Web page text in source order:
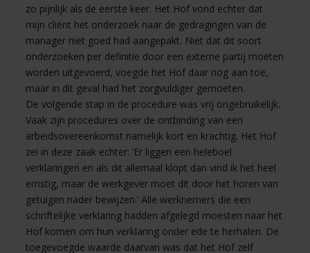
zo pijnlijk als de eerste keer. Het Hof vond echter dat
mijn cliënt het onderzoek naar de gedragingen van de
manager niet goed had aangepakt. Niet dat dit soort
onderzoeken per definitie door een externe partij moeten
worden uitgevoerd, voegde het Hof daar nog aan toe,
maar in dit geval had het zorgvuldiger gemoeten.
De volgende stap in de procedure was vrij ongebruikelijk.
Vaak zijn procedures over de ontbinding van een
arbeidsovereenkomst namelijk kort en krachtig. Het Hof
zei in deze zaak echter: ‘Er liggen een heleboel
verklaringen en als dit allemaal klopt dan vind ik het heel
ernstig, maar de werkgever moet dit door het horen van
getuigen nader bewijzen.’ Alle werknemers die een
schriftelijke verklaring hadden afgelegd moesten naar het
Hof komen om hun verklaring onder ede te herhalen. De
toegevoegde waarde daarvan was dat het Hof zelf